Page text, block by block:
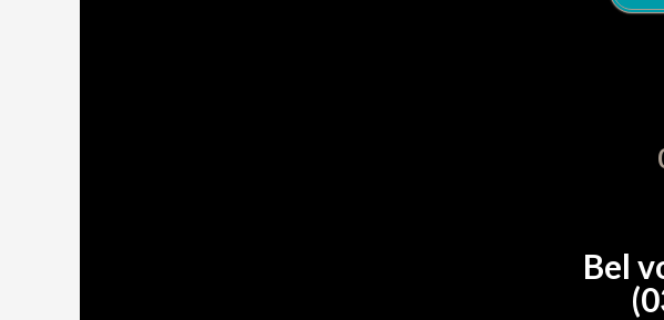
Bel